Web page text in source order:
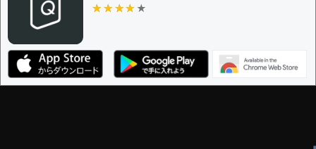
ザー
決定に必要な投票数 -
編集ガイドライン
★★★★★
★★★★★